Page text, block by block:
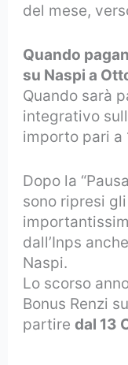
del mese,
Quando
su Naspi a
Quando sarà
integrativo
importo pari a
Dopo la
sono ripresi
dall’Inps
Naspi.
Lo scorso
Bonus Renzi
partiredal 13